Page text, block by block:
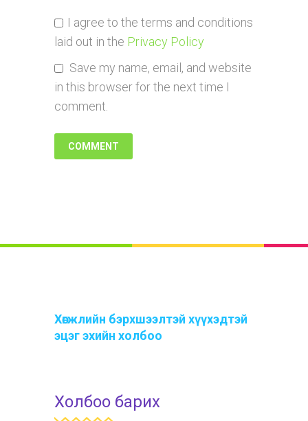
I agree to the terms and conditions
laid out in the Privacy Policy
Save my name, email, and website
in this browser for the next time I
comment.
Хөгжлийн бэрхшээлтэй хүүхэдтэй
эцэг эхийн холбоо
Холбоо барих